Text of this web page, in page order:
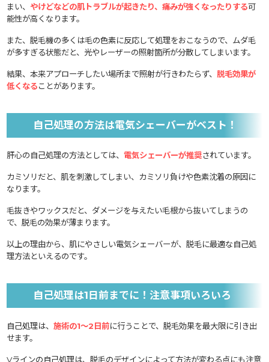
まい、 やけどなどの肌トラブルが起きたり、痛みが強くなったりする可
能性が高くなります。
また、脱毛機の多くは毛の色素に反応して処理をおこなうので、ムダ毛
が多すぎる状態だと、光やレーザーの照射箇所が分散してしまいます。
結果、本来アプローチしたい場所まで照射が行きわたらず、 脱毛効果が
低くなることがあります。
自己処理の方法は電気シェーバーがベスト！
肝心の自己処理の方法としては、電気シェーバーが推奨されています。
カミソリだと、肌を刺激してしまい、カミソリ負けや色素沈着の原因に
なります。
毛抜きやワックスだと、ダメージを与えたい毛根から抜いてしまうの
で、脱毛の効果が薄まります。
以上の理由から、肌にやさしい電気シェーバーが、脱毛に最適な自己処
理方法といえるのです。
自己処理は1日前までに！注意事項いろいろ
自己処理は、施術の1～2日前に行うことで、脱毛効果を最大限に引き出
せます。
Vラインの自己処理は、脱毛のデザインによって方法が変わる点にも注意